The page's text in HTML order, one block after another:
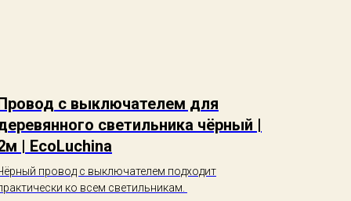
с выключателем для
светильника чёрный |
| EcoLuchina
провод с выключателем подходит
ко всем светильникам.